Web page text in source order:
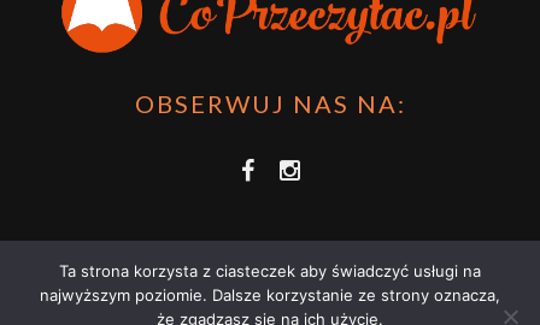
OBSERWUJ NAS NA:
Ta strona korzysta z ciasteczek aby świadczyć usługi na
najwyższym poziomie. Dalsze korzystanie ze strony oznacza,
że zgadzasz się na ich użycie.